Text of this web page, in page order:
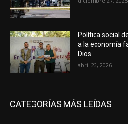
Política social
a la economía
Dios
abril 22, 2026
CATEGORÍAS MÁS LEÍDAS